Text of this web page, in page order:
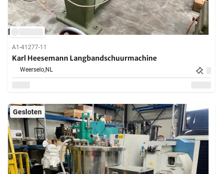
A1-41277-11
Karl Heesemann Langbandschuurmachine
Weerselo,NL
Gesloten